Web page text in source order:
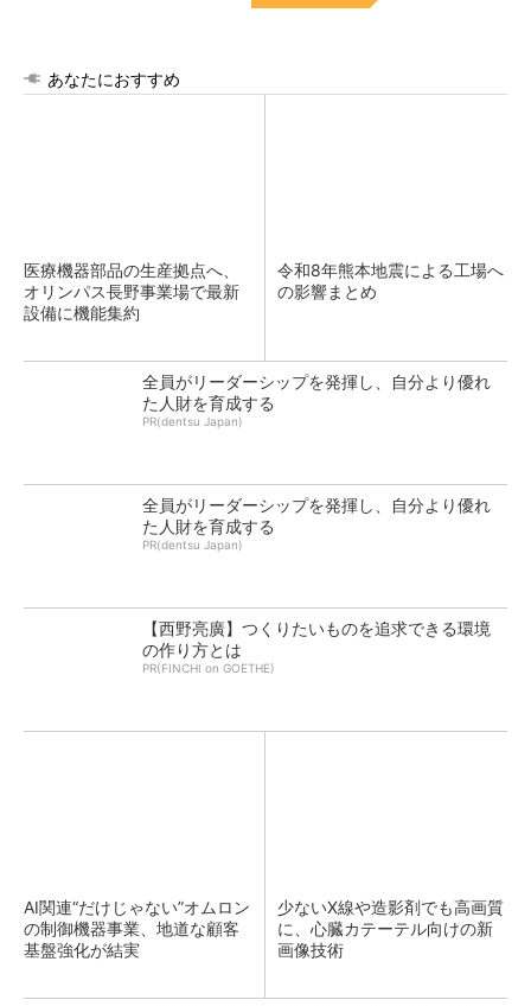
あなたにおすすめ
医療機器部品の生産拠点へ、
オリンパス長野事業場で最新
設備に機能集約
令和8年熊本地震による工場へ
の影響まとめ
全員がリーダーシップを発揮し、自分より優れ
た人財を育成する
PR(dentsu Japan)
全員がリーダーシップを発揮し、自分より優れ
た人財を育成する
PR(dentsu Japan)
【西野亮廣】つくりたいものを追求できる環境
の作り方とは
PR(FINCHI on GOETHE)
AI関連“だけじゃない”オムロン
の制御機器事業、地道な顧客
基盤強化が結実
少ないX線や造影剤でも高画質
に、心臓カテーテル向けの新
画像技術